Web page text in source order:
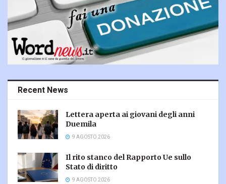
Recent News
Lettera aperta ai giovani degli anni
Duemila
9 AGOSTO 2026
Il rito stanco del Rapporto Ue sullo
Stato di diritto
9 AGOSTO 2026